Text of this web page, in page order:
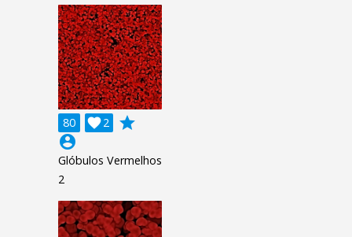
80 2

grade
account_circle
Glóbulos Vermelhos
2